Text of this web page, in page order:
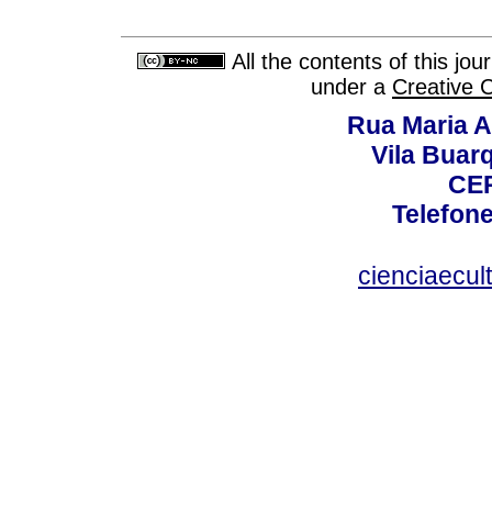
All the contents of this
under a Creative
Rua Maria
Vila